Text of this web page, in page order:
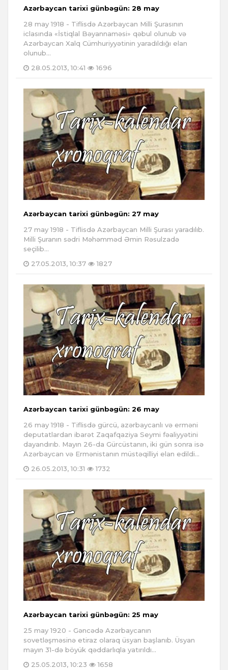
Azərbaycan tarixi günbəgün: 28 may
28 may 1918 - Tiflisdə Azərbaycan Milli Şurasının
iclasında «İstiqlal Bəyannaməsi» qəbul olunub və
Azərbaycan Xalq Cümhuriyyətinin yaradıldığı elan
olunub...
28.05.2013, 10:41
1696
Azərbaycan tarixi günbəgün: 27 may
27 may 1918 - Tiflisdə Azərbaycan Milli Şurası yaradılıb.
Milli Şuranın sədri Məhəmməd Əmin Rəsulzadə
seçilib...
27.05.2013, 10:37
1827
Azərbaycan tarixi günbəgün: 26 may
26 may 1918 - Tiflisdə gürcü, azərbaycanlı və erməni
deputatlardan ibarət Zaqafqaziya Seymi fəaliyyətini
dayandırıb. Mayın 26-da Gürcüstanın, iki gün sonra isə
Azərbaycan və Ermənistanın müstəqilliyi elan edildi...
26.05.2013, 10:31
1732
Azərbaycan tarixi günbəgün: 25 may
25 may 1920 - Gəncədə Azərbaycanın
sovetləşməsinə etiraz olaraq üsyan başlanıb. Üsyan
mayın 31-də böyük qəddarlıqla yatırıldı...
25.05.2013, 10:23
1658